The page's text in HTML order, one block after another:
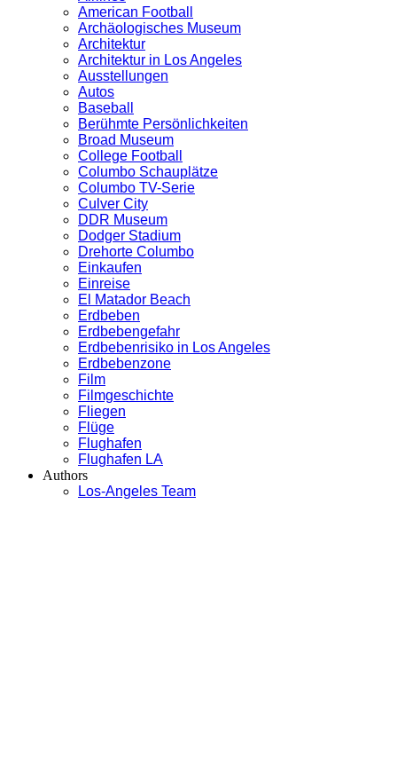
American Football
Archäologisches Museum
Architektur
Architektur in Los Angeles
Ausstellungen
Autos
Baseball
Berühmte Persönlichkeiten
Broad Museum
College Football
Columbo Schauplätze
Columbo TV-Serie
Culver City
DDR Museum
Dodger Stadium
Drehorte Columbo
Einkaufen
Einreise
El Matador Beach
Erdbeben
Erdbebengefahr
Erdbebenrisiko in Los Angeles
Erdbebenzone
Film
Filmgeschichte
Fliegen
Flüge
Flughafen
Flughafen LA
Authors
Los-Angeles Team